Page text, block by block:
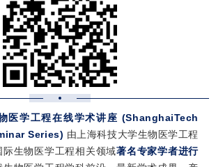
医学工程在线学术讲座 (ShanghaiTech
Series) 由上海科技大学生物医学工程
生物医学工程相关领域著名专家学者进行